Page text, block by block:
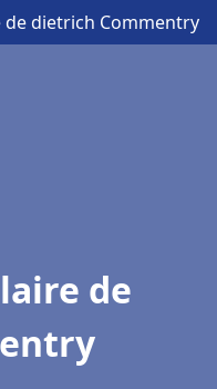
de dietrich Commentry
de